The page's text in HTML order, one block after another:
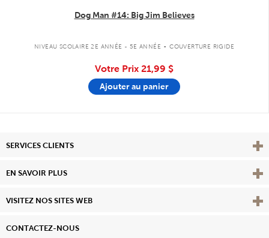
Dog Man #14: Big Jim Believes
NIVEAU SCOLAIRE 2E ANNÉE - 5E ANNÉE . COUVERTURE RIGIDE
Votre Prix 21,99 $
Ajouter au panier
SERVICES CLIENTS
EN SAVOIR PLUS View
VISITEZ NOS SITES WEB
CONTACTEZ-NOUS